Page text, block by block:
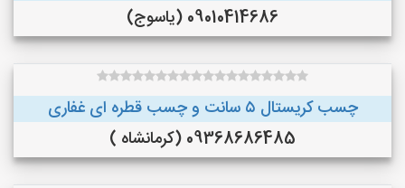
09010414686 (یاسوج)
چسب کریستال ۵ سانت و چسب قطره ای غفاری
09368686485 (کرمانشاه )